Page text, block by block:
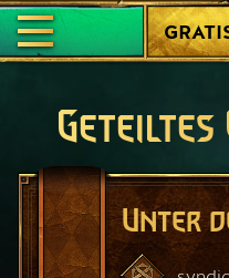
Geteiltes
Unter